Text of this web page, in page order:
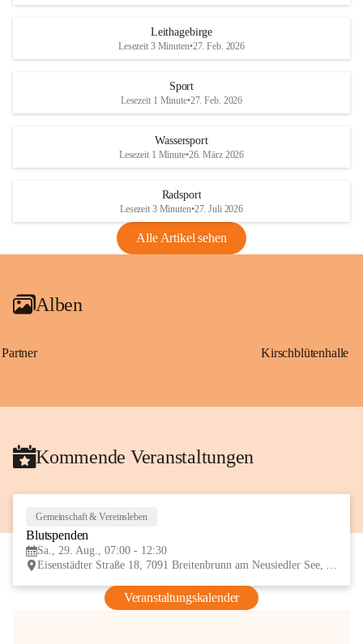
S
Maßnahmen zur Bekämpfung
Rebe und der Amerikanischen
Anhang VBl. EU Nr. 18
1 Seite•1,4 MB
VBl. EU Nr. 18_2026
S
Leithagebirge
Lesezeit 3 Minuten•27. Feb. 2026
Sport
Lesezeit 1 Minute•27. Feb. 2026
Wassersport
Lesezeit 1 Minute•26. März 2026
Radsport
Lesezeit 3 Minuten•27. Juli 2026
Alle Artikel sehen
Alben
Partner Kirschblütenhalle
Kommende Veranstaltungen
Gemeinschaft & Vereinsleben
Blutspenden
Sa., 29. Aug., 07:00 - 12:30
Eisenstädter Straße 18, 7091 Breitenbrunn am Neusiedler See, AUT
Veranstaltungskalender